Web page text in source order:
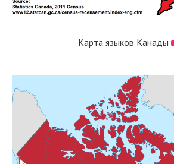
Карта языков Канады